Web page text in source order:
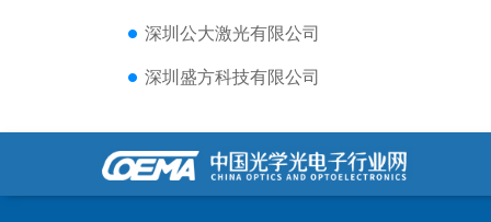
深圳公大激光有限公司
深圳盛方科技有限公司